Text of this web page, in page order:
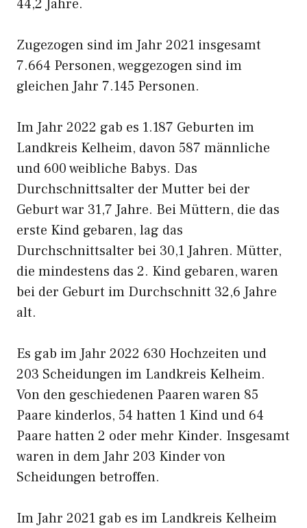
44,2 Jahre.
Zugezogen sind im Jahr 2021 insgesamt
7.664 Personen, weggezogen sind im
gleichen Jahr 7.145 Personen.
Im Jahr 2022 gab es 1.187 Geburten im
Landkreis Kelheim, davon 587 männliche
und 600 weibliche Babys. Das
Durchschnittsalter der Mutter bei der
Geburt war 31,7 Jahre. Bei Müttern, die das
erste Kind gebaren, lag das
Durchschnittsalter bei 30,1 Jahren. Mütter,
die mindestens das 2. Kind gebaren, waren
bei der Geburt im Durchschnitt 32,6 Jahre
alt.
Es gab im Jahr 2022 630 Hochzeiten und
203 Scheidungen im Landkreis Kelheim.
Von den geschiedenen Paaren waren 85
Paare kinderlos, 54 hatten 1 Kind und 64
Paare hatten 2 oder mehr Kinder. Insgesamt
waren in dem Jahr 203 Kinder von
Scheidungen betroffen.
Im Jahr 2021 gab es im Landkreis Kelheim